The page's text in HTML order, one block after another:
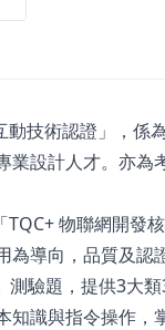
動技術認證」，
設計人才。亦為
物聯網開發
導向，品質及認
測驗題，提供3大
識與指令操作，